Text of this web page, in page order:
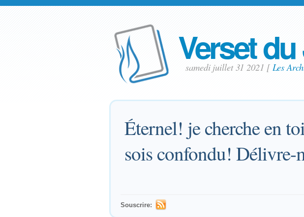
Verset
samedi juillet 31 2021 [ Les
Éternel! je cherche en
sois confondu! Délivre-
Souscrire: